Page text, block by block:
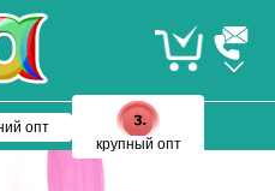
опт
крупный опт